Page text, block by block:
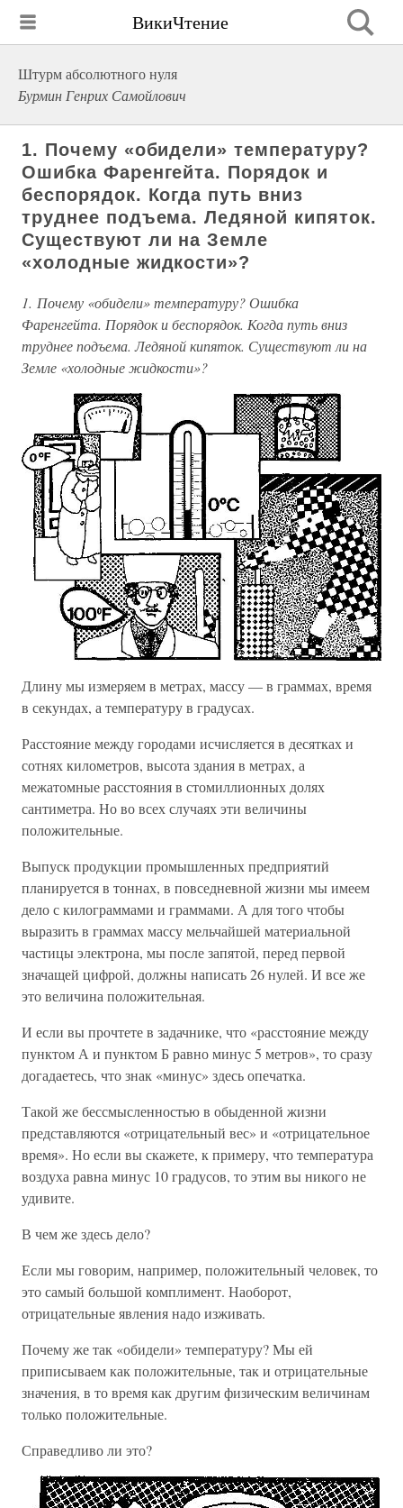
ВикиЧтение
Штурм абсолютного нуля
Бурмин Генрих Самойлович
1. Почему «обидели» температуру?
Ошибка Фаренгейта. Порядок и
беспорядок. Когда путь вниз
труднее подъема. Ледяной кипяток.
Существуют ли на Земле
«холодные жидкости»?
1. Почему «обидели» температуру? Ошибка
Фаренгейта. Порядок и беспорядок. Когда путь вниз
труднее подъема. Ледяной кипяток. Существуют ли на
Земле «холодные жидкости»?
Длину мы измеряем в метрах, массу — в граммах, время
в секундах, а температуру в градусах.
Расстояние между городами исчисляется в десятках и
сотнях километров, высота здания в метрах, а
межатомные расстояния в стомиллионных долях
сантиметра. Но во всех случаях эти величины
положительные.
Выпуск продукции промышленных предприятий
планируется в тоннах, в повседневной жизни мы имеем
дело с килограммами и граммами. А для того чтобы
выразить в граммах массу мельчайшей материальной
частицы электрона, мы после запятой, перед первой
значащей цифрой, должны написать 26 нулей. И все же
это величина положительная.
И если вы прочтете в задачнике, что «расстояние между
пунктом А и пунктом Б равно минус 5 метров», то сразу
догадаетесь, что знак «минус» здесь опечатка.
Такой же бессмысленностью в обыденной жизни
представляются «отрицательный вес» и «отрицательное
время». Но если вы скажете, к примеру, что температура
воздуха равна минус 10 градусов, то этим вы никого не
удивите.
В чем же здесь дело?
Если мы говорим, например, положительный человек, то
это самый большой комплимент. Наоборот,
отрицательные явления надо изживать.
Почему же так «обидели» температуру? Мы ей
приписываем как положительные, так и отрицательные
значения, в то время как другим физическим величинам
только положительные.
Справедливо ли это?